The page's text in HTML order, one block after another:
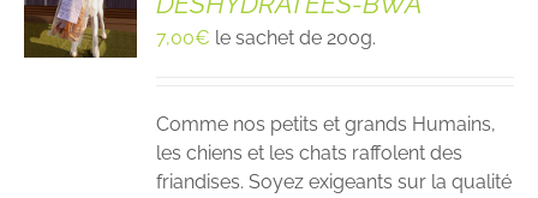
7,00€ le sachet de 200g.
Comme nos petits et grands Humains,
les chiens et les chats raffolent des
friandises. Soyez exigeants sur la qualité